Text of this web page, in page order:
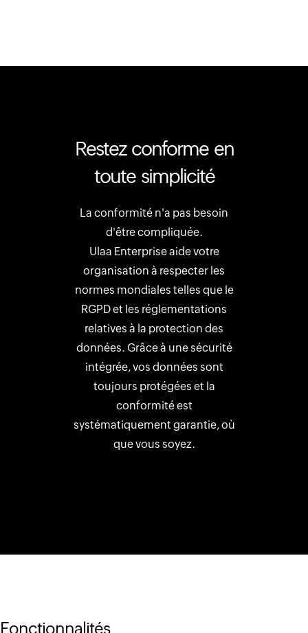
Restez conforme en
toute simplicité
La conformité n'a pas besoin
d'être compliquée.
Ulaa Enterprise aide votre
organisation à respecter les
normes mondiales telles que le
RGPD et les réglementations
relatives à la protection des
données. Grâce à une sécurité
intégrée, vos données sont
toujours protégées et la
conformité est
systématiquement garantie, où
que vous soyez.
Fonctionnalités